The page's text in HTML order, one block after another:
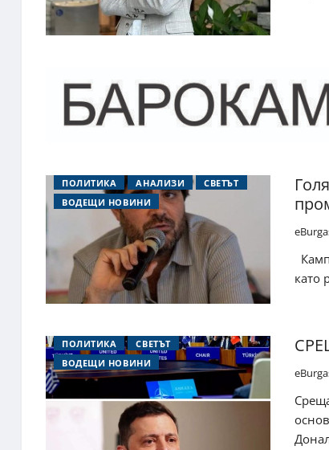
ПОЛИТИКА АНАЛИЗИ
СВЕТЪТ
ВОДЕЩИ НОВИНИ
като
ПОЛИТИКА
СВЕТЪТ
ВОДЕЩИ НОВИНИ